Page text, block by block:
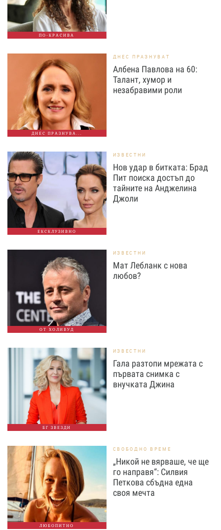
ПО-КРАСИВА
ДНЕС ПРАЗНУВА...
ДНЕС ПРАЗНУВАТ
Албена Павлова на 60:
Талант, хумор и
незабравими роли
ЕКСКЛУЗИВНО
ИЗВЕСТНИ
Нов удар в битката: Брад
Пит поиска достъп до
тайните на Анджелина
Джоли
ОТ ХОЛИВУД
ИЗВЕСТНИ
Мат Лебланк с нова
любов?
БГ ЗВЕЗДИ
ИЗВЕСТНИ
Гала разтопи мрежата с
първата снимка с
внучката Джина
ЛЮБОПИТНО
СВОБОДНО ВРЕМЕ
„Никой не вярваше, че ще
го направя“: Силвия
Петкова сбъдна една
своя мечта